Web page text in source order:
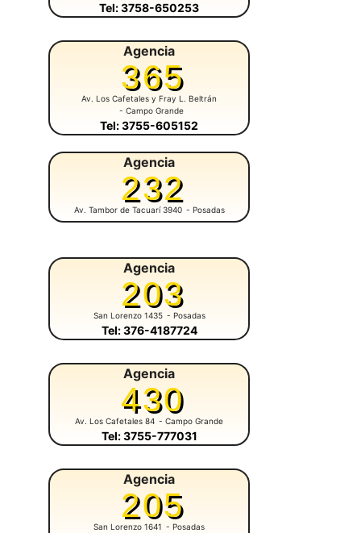
Tel: 3758-650253
Agencia
365
Av. Los Cafetales y Fray L. Beltrán
- Campo Grande
Tel: 3755-605152
Agencia
232
Av. Tambor de Tacuarí 3940 - Posadas
Agencia
203
San Lorenzo 1435 - Posadas
Tel: 376-4187724
Agencia
430
Av. Los Cafetales 84 - Campo Grande
Tel: 3755-777031
Agencia
205
San Lorenzo 1641 - Posadas